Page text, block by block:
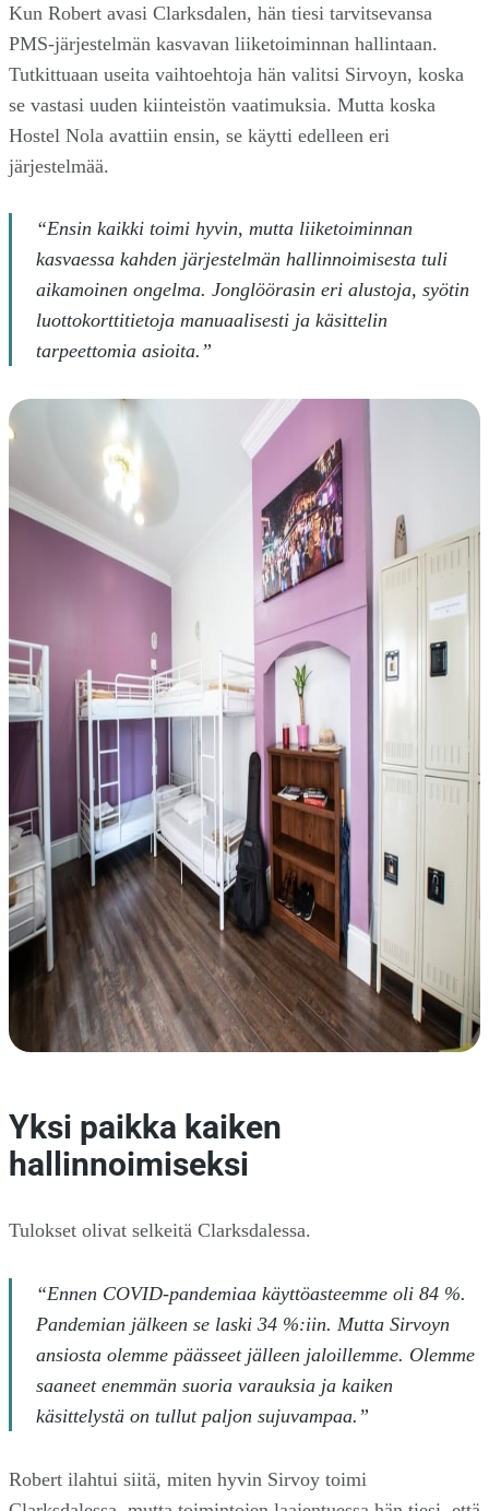
Kun Robert avasi Clarksdalen, hän tiesi tarvitsevansa
PMS-järjestelmän kasvavan liiketoiminnan hallintaan.
Tutkittuaan useita vaihtoehtoja hän valitsi Sirvoyn, koska
se vastasi uuden kiinteistön vaatimuksia. Mutta koska
Hostel Nola avattiin ensin, se käytti edelleen eri
järjestelmää.
“Ensin kaikki toimi hyvin, mutta liiketoiminnan
kasvaessa kahden järjestelmän hallinnoimisesta tuli
aikamoinen ongelma. Jonglöörasin eri alustoja, syötin
luottokorttitietoja manuaalisesti ja käsittelin
tarpeettomia asioita.”
Yksi paikka kaiken
hallinnoimiseksi
Tulokset olivat selkeitä Clarksdalessa.
“Ennen COVID-pandemiaa käyttöasteemme oli 84 %.
Pandemian jälkeen se laski 34 %:iin. Mutta Sirvoyn
ansiosta olemme päässeet jälleen jaloillemme. Olemme
saaneet enemmän suoria varauksia ja kaiken
käsittelystä on tullut paljon sujuvampaa.”
Robert ilahtui siitä, miten hyvin Sirvoy toimi